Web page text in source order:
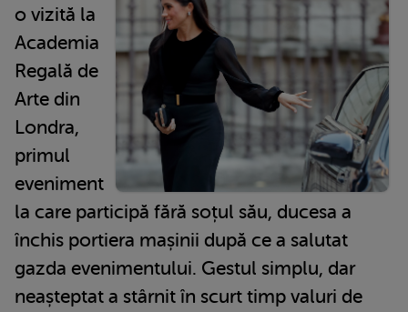
o vizită la
Academia
Regală de
Arte din
Londra,
primul
eveniment
la care participă fără soțul său, ducesa a
închis portiera mașinii după ce a salutat
gazda evenimentului. Gestul simplu, dar
neașteptat a stârnit în scurt timp valuri de